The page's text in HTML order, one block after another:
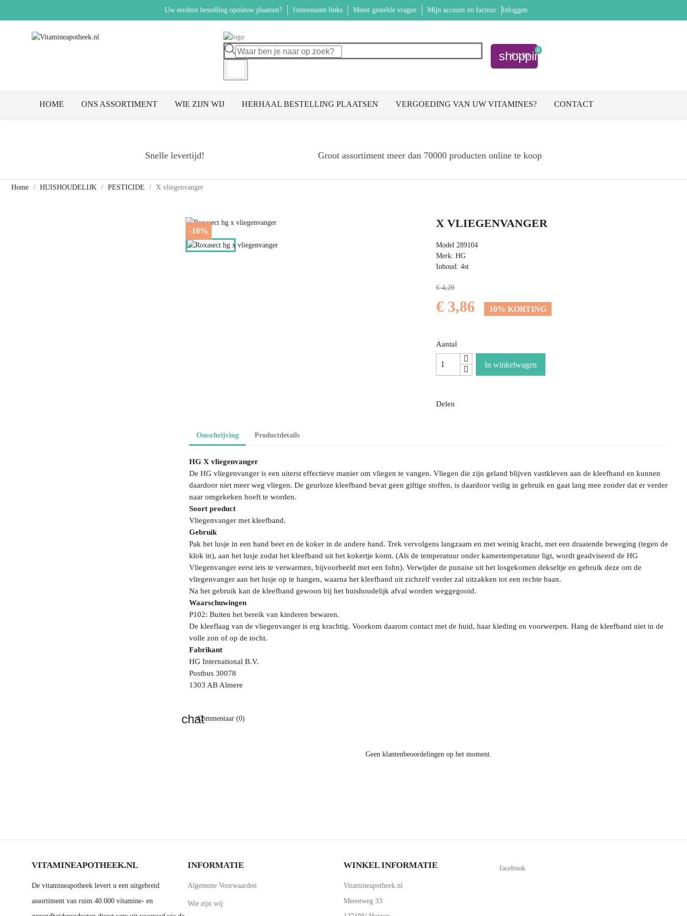
Uw eerdere bestelling opnieuw plaatsen? Interessante links Meest gestelde vragen Mijn account en factuur Inloggen
shopping_cart
€ 0,00
0
HOME ONS ASSORTIMENT WIE ZIJN WIJ HERHAAL BESTELLING PLAATSEN VERGOEDING VAN UW VITAMINES? CONTACT
Snelle levertijd! Groot assortiment meer dan 70000 producten online te koop
Home HUISHOUDELIJK PESTICIDE X vliegenvanger
-10%
X VLIEGENVANGER
Model 289104
Merk: HG
Inhoud: 4st
€ 4,29
€ 3,86 10% KORTING
Aantal
In winkelwagen
Delen
Omschrijving Productdetails
HG X vliegenvanger
De HG vliegenvanger is een uiterst effectieve manier om vliegen te vangen. Vliegen die zijn geland blijven vastkleven aan de kleefband en kunnen
daardoor niet meer weg vliegen. De geurloze kleefband bevat geen giftige stoffen, is daardoor veilig in gebruik en gaat lang mee zonder dat er verder
naar omgekeken hoeft te worden.
Soort product
Vliegenvanger met kleefband.
Gebruik
Pak het lusje in een hand beet en de koker in de andere hand. Trek vervolgens langzaam en met weinig kracht, met een draaiende beweging (tegen de
klok in), aan het lusje zodat het kleefband uit het kokertje komt. (Als de temperatuur onder kamertemperatuur ligt, wordt geadviseerd de HG
Vliegenvanger eerst iets te verwarmen, bijvoorbeeld met een fohn). Verwijder de punaise uit het losgekomen dekseltje en gebruik deze om de
vliegenvanger aan het lusje op te hangen, waarna het kleefband uit zichzelf verder zal uitzakken tot een rechte baan.
Na het gebruik kan de kleefband gewoon bij het huishoudelijk afval worden weggegooid.
Waarschuwingen
P102: Buiten het bereik van kinderen bewaren.
De kleeflaag van de vliegenvanger is erg krachtig. Voorkom daarom contact met de huid, haar kleding en voorwerpen. Hang de kleefband niet in de
volle zon of op de tocht.
Fabrikant
HG International B.V.
Postbus 30078
1303 AB Almere
Commentaar (0)
Geen klantenbeoordelingen op het moment.
VITAMINEAPOTHEEK.NL
De vitamineapotheek levert u een uitgebreid
assortiment van ruim 40.000 vitamine- en
facebook
INFORMATIE
Algemene Voorwaarden
Wie zijn wij
WINKEL INFORMATIE
Vitamineapotheek.nl
Meentweg 33